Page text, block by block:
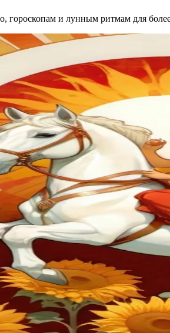
гороскопам и лунным ритмам для